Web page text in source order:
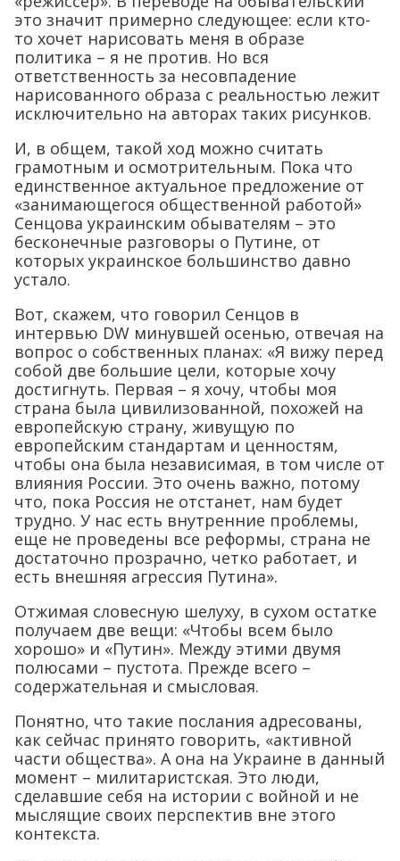
это значит примерно следующее: если кто-
то хочет нарисовать меня в образе
политика – я не против. Но вся
ответственность за несовпадение
нарисованного образа с реальностью лежит
исключительно на авторах таких рисунков.
И, в общем, такой ход можно считать
грамотным и осмотрительным. Пока что
единственное актуальное предложение от
«занимающегося общественной работой»
Сенцова украинским обывателям – это
бесконечные разговоры о Путине, от
которых украинское большинство давно
устало.
Вот, скажем, что говорил Сенцов в
интервью DW минувшей осенью, отвечая на
вопрос о собственных планах: «Я вижу перед
собой две большие цели, которые хочу
достигнуть. Первая – я хочу, чтобы моя
страна была цивилизованной, похожей на
европейскую страну, живущую по
европейским стандартам и ценностям,
чтобы она была независимая, в том числе от
влияния России. Это очень важно, потому
что, пока Россия не отстанет, нам будет
трудно. У нас есть внутренние проблемы,
еще не проведены все реформы, страна не
достаточно прозрачно, четко работает, и
есть внешняя агрессия Путина».
Отжимая словесную шелуху, в сухом остатке
получаем две вещи: «Чтобы всем было
хорошо» и «Путин». Между этими двумя
полюсами – пустота. Прежде всего –
содержательная и смысловая.
Понятно, что такие послания адресованы,
как сейчас принято говорить, «активной
части общества». А она на Украине в данный
момент – милитаристская. Это люди,
сделавшие себя на истории с войной и не
мыслящие своих перспектив вне этого
контекста.